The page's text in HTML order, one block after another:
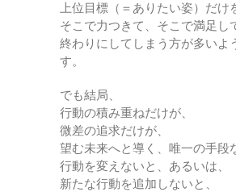
上位目標（＝ありたい姿）だけ
そこで力つきて、そこで満足し
終わりにしてしまう方が多いよ
す。
でも結局、
行動の積み重ねだけが、
微差の追求だけが、
望む未来へと導く、唯一の手段
行動を変えないと、あるいは、
新たな行動を追加しないと、